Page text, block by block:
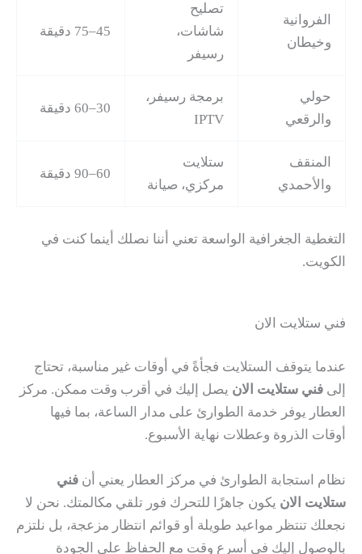
الفروانية
وخيطان
تصليح
شاشات،
رسيفر
45–75 دقيقة
حولي
والرقعي
برمجة رسيفر،
IPTV
30–60 دقيقة
المنقف
والأحمدي
ستلايت
مركزي، صيانة
60–90 دقيقة
التغطية الجغرافية الواسعة تعني أننا نصلك أينما كنت في
الكويت.
فني ستلايت الان
عندما يتوقف الستلايت فجأةً في أوقات غير مناسبة، تحتاج
إلى فني ستلايت الان يصل إليك في أقرب وقت ممكن. مركز
العطار يوفر خدمة الطوارئ على مدار الساعة، بما فيها
أوقات الذروة وعطلات نهاية الأسبوع.
نظام استجابة الطوارئ في مركز العطار يعني أن فني
ستلايت الان يكون جاهزًا للتحرك فور تلقي مكالمتك. نحن لا
نجعلك تنتظر مواعيد طويلة أو قوائم انتظار مزعجة، بل نلتزم
بالوصول إليك في أسرع وقت مع الحفاظ على الجودة